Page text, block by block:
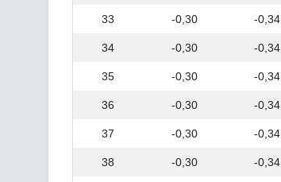
33 -0,30 -0,34
34 -0,30 -0,34
35 -0,30 -0,34
36 -0,30 -0,34
37 -0,30 -0,34
38 -0,30 -0,34